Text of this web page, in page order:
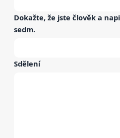
Dokažte, že jste člověk a
sedm.
Sdělení